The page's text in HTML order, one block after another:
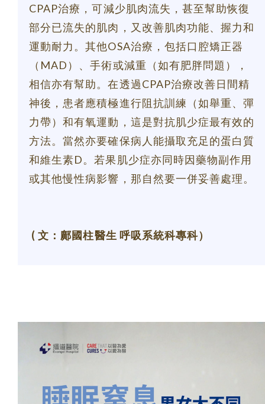
CPAP治療，可減少肌肉流失，甚至幫助恢復
部分已流失的肌肉，又改善肌肉功能、握力和
運動耐力。其他OSA治療，包括口腔矯正器
（MAD）、手術或減重（如有肥胖問題），
相信亦有幫助。在透過CPAP治療改善日間精
神後，患者應積極進行阻抗訓練（如舉重、彈
力帶）和有氧運動，這是對抗肌少症最有效的
方法。當然亦要確保病人能攝取充足的蛋白質
和維生素D。若果肌少症亦同時因藥物副作用
或其他慢性病影響，那自然要一併妥善處理。
( 文：鄺國柱醫生 呼吸系統科專科）